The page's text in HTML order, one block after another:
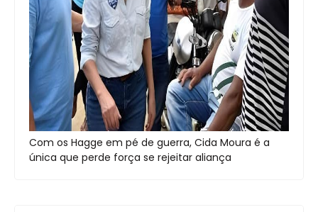
Com os Hagge em pé de guerra, Cida Moura é a
única que perde força se rejeitar aliança